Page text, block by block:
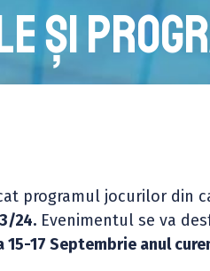
și
programul jocurilor din
24. Evenimentul se va
17 Septembrie anul